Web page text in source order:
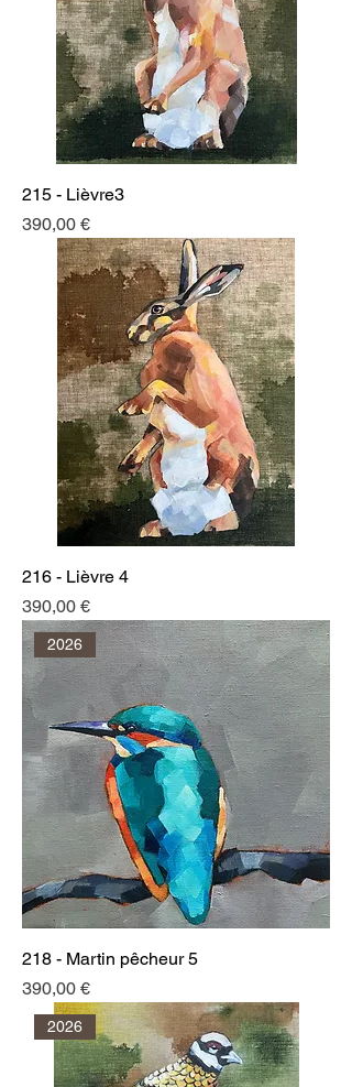
215 - Lièvre3
Prix
390,00 €
216 - Lièvre 4
Prix
390,00 €
2026
218 - Martin pêcheur 5
Prix
390,00 €
2026